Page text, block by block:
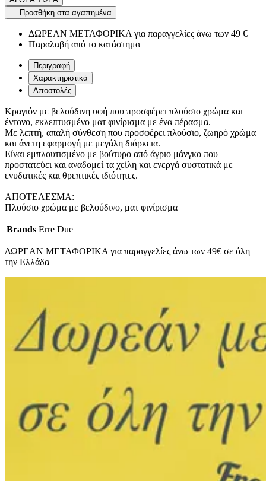
Προσθήκη στα αγαπημένα
ΔΩΡΕΑΝ ΜΕΤΑΦΟΡΙΚΑ για παραγγελίες άνω των 49 €
Παραλαβή από το κατάστημα
Περιγραφή
Χαρακτηριστικά
Αποστολές
Κραγιόν με βελούδινη υφή που προσφέρει πλούσιο χρώμα και
έντονο, εκλεπτυσμένο ματ φινίρισμα με ένα πέρασμα.
Με λεπτή, απαλή σύνθεση που προσφέρει πλούσιο, ζωηρό χρώμα
και άνετη εφαρμογή με μεγάλη διάρκεια.
Είναι εμπλουτισμένο με βούτυρο από άγριο μάνγκο που
προστατεύει και αναδομεί τα χείλη και ενεργά συστατικά με
ενυδατικές και θρεπτικές ιδιότητες.
ΑΠΟΤΕΛΕΣΜΑ:
Πλούσιο χρώμα με βελούδινο, ματ φινίρισμα
Brands Erre Due
ΔΩΡΕΑΝ ΜΕΤΑΦΟΡΙΚΑ για παραγγελίες άνω των 49€ σε όλη
την Ελλάδα